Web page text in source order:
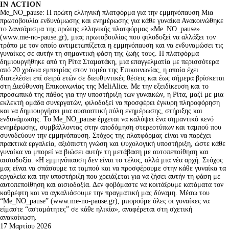
IN ACTION
Me_NO_pause: Η πρώτη ελληνική πλατφόρμα για την εμμηνόπαυση Μια
πρωτοβουλία ενδυνάμωσης και ενημέρωσης για κάθε γυναίκα Ανακοινώθηκε
το λανσάρισμα της πρώτης ελληνικής πλατφόρμας «Me_NO_pause»
(www.me-no-pause.gr), μιας πρωτοβουλίας που φιλοδοξεί να αλλάξει τον
τρόπο με τον οποίο αντιμετωπίζεται η εμμηνόπαυση και να ενδυναμώσει τις
γυναίκες σε αυτήν τη σημαντική φάση της ζωής τους. Η πλατφόρμα
δημιουργήθηκε από τη Ρίτα Σταματάκη, μια επαγγελματία με περισσότερα
από 20 χρόνια εμπειρίας στον τομέα της Επικοινωνίας, η οποία έχει
διατελέσει επί σειρά ετών σε διευθυντικές θέσεις και έως σήμερα βρίσκεται
στη Διεύθυνση Επικοινωνίας της MeliAlice. Με την εξειδίκευση και το
προσωπικό της πάθος για την υποστήριξη των γυναικών, η Ρίτα, μαζί με μια
εκλεκτή ομάδα συνεργατών, φιλοδοξεί να προσφέρει έγκυρη πληροφόρηση
και να δημιουργήσει μια ουσιαστική πύλη ενημέρωσης, στήριξης και
ενδυνάμωσης. Το Me_NO_pause έρχεται να καλύψει ένα σημαντικό κενό
ενημέρωσης, συμβάλλοντας στην αποδόμηση στερεοτύπων και ταμπού που
συνοδεύουν την εμμηνόπαυση. Στόχος της πλατφόρμας είναι να παρέχει
πρακτικά εργαλεία, αξιόπιστη γνώση και ψυχολογική υποστήριξη, ώστε κάθε
γυναίκα να μπορεί να βιώσει αυτήν τη μετάβαση με αυτοπεποίθηση και
αισιοδοξία. «Η εμμηνόπαυση δεν είναι το τέλος, αλλά μια νέα αρχή. Στόχος
μας είναι να σπάσουμε τα ταμπού και να προσφέρουμε στην κάθε γυναίκα τα
εργαλεία και την υποστήριξη που χρειάζεται για να ζήσει αυτήν τη φάση με
αυτοπεποίθηση και αισιοδοξία. Δεν φοβόμαστε να κοιτάξουμε κατάματα τον
καθρέφτη και να αγκαλιάσουμε την πραγματική μας δύναμη. Μέσω του
“Me_NO_pause” (www.me-no-pause.gr), μπορούμε όλες οι γυναίκες να
είμαστε “ασταμάτητες” σε κάθε ηλικία», αναφέρεται στη σχετική
ανακοίνωση.
17 Μαρτίου 2026